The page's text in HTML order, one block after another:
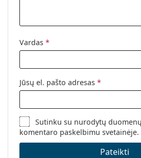
Vardas *
Jūsų el. pašto adresas *
Sutinku su nurodytų
komentaro paskelbimu svetainėje.
Pateikti